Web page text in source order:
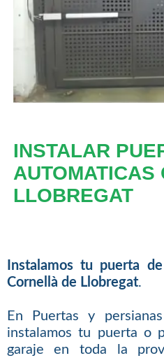
INSTALAR
AUTOMATICAS
LLOBREGAT
Instalamos tu puerta
Cornellà de Llobregat.
En Puertas y
instalamos tu puerta o
garaje en toda la